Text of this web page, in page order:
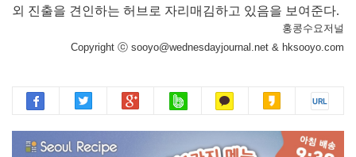
외 진출을 견인하는 허브로 자리매김하고 있음을 보여준다.
홍콩수요저널
Copyright ⓒ sooyo@wednesdayjournal.net & hksooyo.com